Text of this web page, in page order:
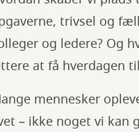
trivsel og
og ledere? Og
at få hverdagen
mennesker
– ikke noget vi kan